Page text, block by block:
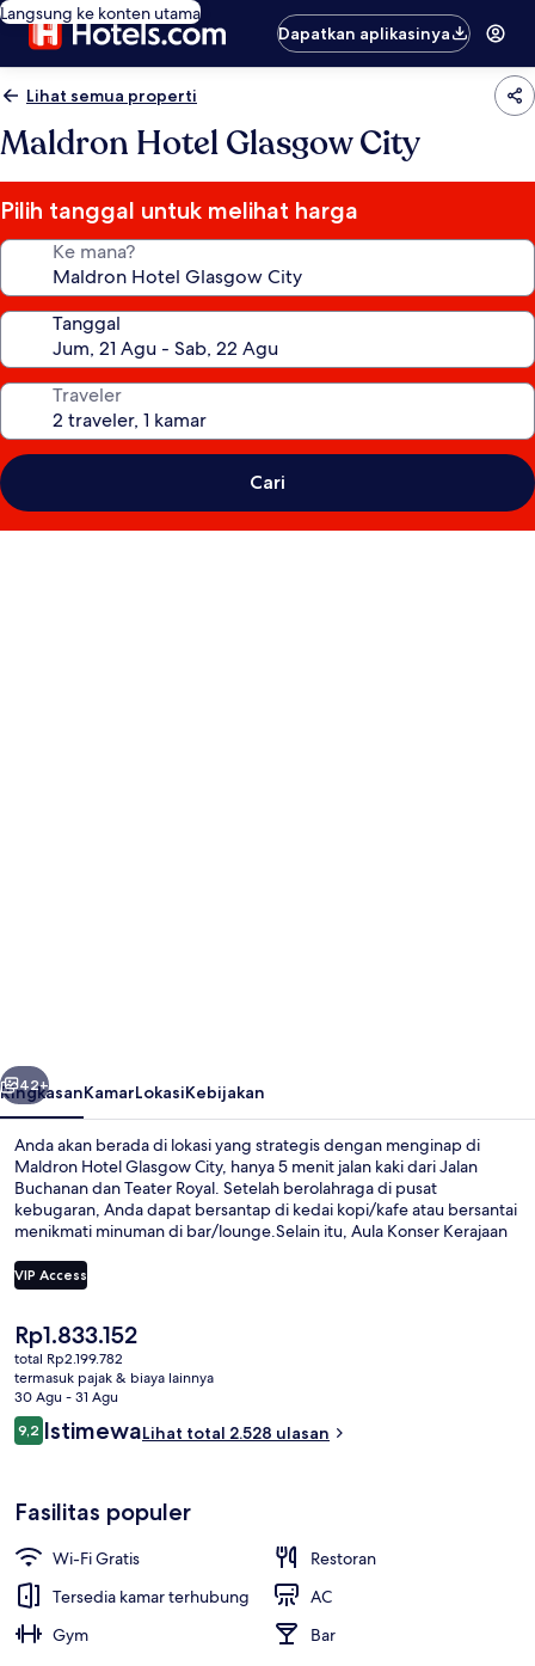
Langsung ke konten utama
Dapatkan aplikasinya
Lihat semua properti
Maldron Hotel Glasgow City
Pilih tanggal untuk melihat harga
Ke mana?
Tanggal
Traveler
Cari
Berikutnya
42+
RingkasanKamarLokasiKebijakan
Anda akan berada di lokasi yang strategis dengan menginap di
Maldron Hotel Glasgow City, hanya 5 menit jalan kaki dari Jalan
Buchanan dan Teater Royal. Setelah berolahraga di pusat
kebugaran, Anda dapat bersantap di kedai kopi/kafe atau bersantai
menikmati minuman di bar/lounge.Selain itu, Aula Konser Kerajaan
kaki.Para wisatawan menyukainya karena sangat dekat dari
transportasi umum: Stasiun Buchanan Street hanya 6 menit dan
VIP Access
Harga
saat
ini
Rp1.833.152
Rp1.833.152
total Rp2.199.782
termasuk pajak & biaya lainnya
30 Agu - 31 Agu
Ulasan
9,29,2 dari 10
IstimewaLihat total 2.528 ulasan
Fasilitas populer
Wi-Fi Gratis
Restoran
Tersedia kamar terhubung
AC
Gym
Bar